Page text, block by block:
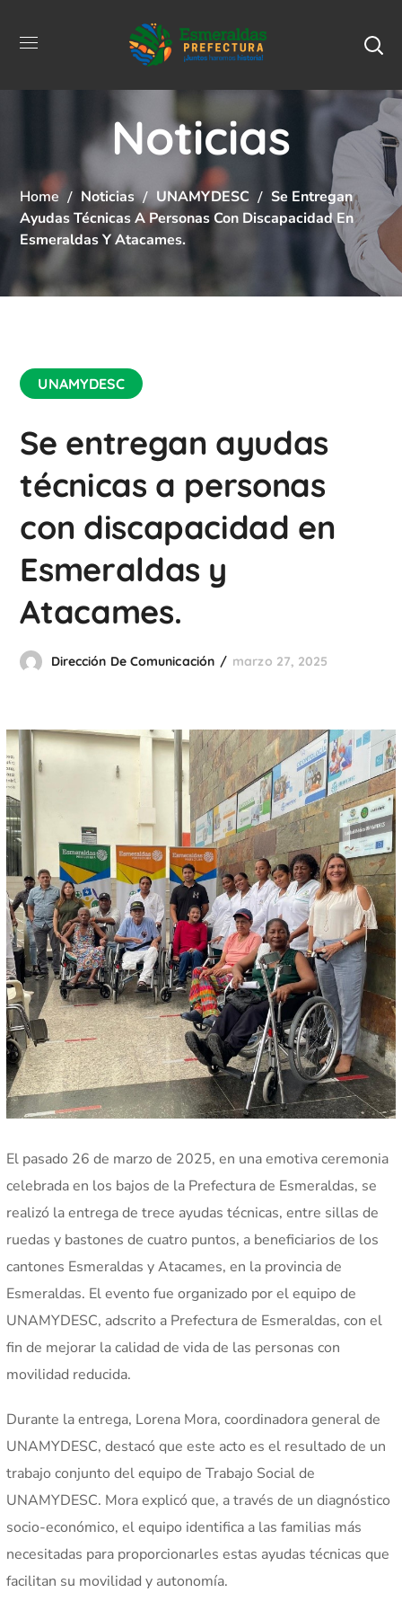
Noticias
Home Noticias UNAMYDESC
Se Entregan
Ayudas Técnicas A Personas Con Discapacidad En
Esmeraldas Y Atacames.
UNAMYDESC
Se entregan ayudas
técnicas a personas
con discapacidad en
Esmeraldas y
Atacames.
Dirección De Comunicación marzo 27, 2025
El pasado 26 de marzo de 2025, en una emotiva ceremonia
celebrada en los bajos de la Prefectura de Esmeraldas, se
realizó la entrega de trece ayudas técnicas, entre sillas de
ruedas y bastones de cuatro puntos, a beneficiarios de los
cantones Esmeraldas y Atacames, en la provincia de
Esmeraldas. El evento fue organizado por el equipo de
UNAMYDESC, adscrito a Prefectura de Esmeraldas, con el
fin de mejorar la calidad de vida de las personas con
movilidad reducida.
Durante la entrega, Lorena Mora, coordinadora general de
UNAMYDESC, destacó que este acto es el resultado de un
trabajo conjunto del equipo de Trabajo Social de
UNAMYDESC. Mora explicó que, a través de un diagnóstico
socio-económico, el equipo identifica a las familias más
necesitadas para proporcionarles estas ayudas técnicas que
facilitan su movilidad y autonomía.